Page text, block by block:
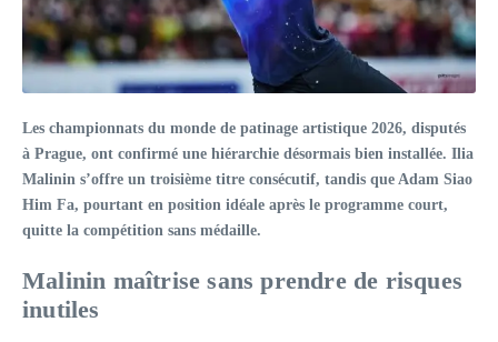
Les championnats du monde de patinage artistique 2026, disputés
à Prague, ont confirmé une hiérarchie désormais bien installée. Ilia
Malinin s’offre un troisième titre consécutif, tandis que Adam Siao
Him Fa, pourtant en position idéale après le programme court,
quitte la compétition sans médaille.
Malinin maîtrise sans prendre de risques
inutiles